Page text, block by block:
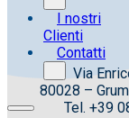
I nostri
Clienti
Contatti
Via
80028 –
Tel. +39